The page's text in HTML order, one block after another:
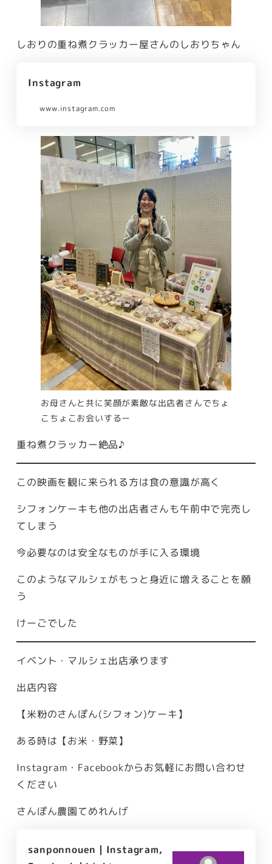
しおりの重ね煮クラッカー屋さんのしおりちゃん
Instagram
www.instagram.com
お母さんと共に笑顔が素敵な出店者さんでちょ
こちょこお会いするー
重ね煮クラッカー絶品♪
この映画を観に来られる方は食の意識が高く
シフォンケーキも他の出店者さんも午前中で完売し
てしまう
今必要なのは安全なものが手に入る環境
このようなマルシェがもっと身近に増えることを願
う
けーごでした
イベント・マルシェ出店承ります
出店内容
【米粉のさんぽん(シフォン)ケーキ】
ある時は【お米・野菜】
Instagram・Facebookからお気軽にお問い合わせ
ください
さんぽん農園てめれんげ
sanponnouen | Instagram,